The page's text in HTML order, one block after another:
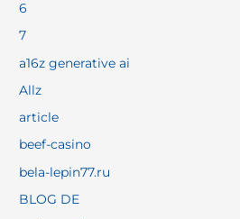
6
7
a16z generative ai
Allz
article
beef-casino
bela-lepin77.ru
BLOG DE